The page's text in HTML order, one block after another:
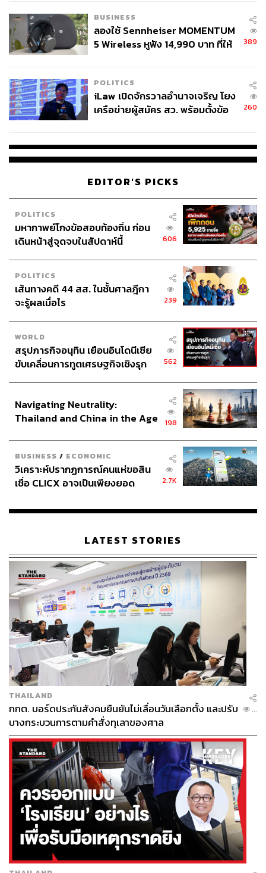
BUSINESS
ลองใช้ Sennheiser MOMENTUM
5 Wireless หูฟัง 14,990 บาท ที่ให้
389
POLITICS
iLaw เปิดจักรวาลอำนาจเจริญ โยง
เครือข่ายผู้สมัคร สว. พร้อมตั้งข้อ
260
EDITOR'S PICKS
POLITICS
มหากาพย์โกงข้อสอบท้องถิ่น ก่อน
เดินหน้าสู่จุดจบในสัปดาห์นี้
606
POLITICS
เส้นทางคดี 44 สส. ในชั้นศาลฎีกา
จะรู้ผลเมื่อไร
239
WORLD
สรุปภารกิจอนุทิน เยือนอินโดนีเซีย
ขับเคลื่อนการทูตเศรษฐกิจเชิงรุก
562
Navigating Neutrality:
Thailand and China in the Age
198
BUSINESS / ECONOMIC
วิเคราะห์ปรากฏการณ์คนแห่ขอสิน
เชื่อ CLICX อาจเป็นเพียงยอด
เรือนไทยที่ถูกซุกไว้
2.7K
LATEST STORIES
THAILAND
กกต. บอร์ดประกันสังคมยืนยันไม่เลื่อนวันเลือกตั้ง และปรับ
บางกระบวนการตามคำสั่งทุเลาของศาล
...